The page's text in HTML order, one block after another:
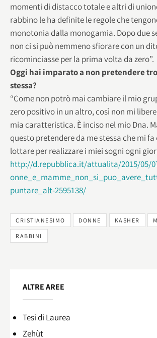
momenti di distacco totale e altri di
rabbino le ha definite le regole che
monotonia dalla monogamia. Dopo due
non ci si può nemmeno sfiorare con un
ricominciasse per la prima volta da zero”.
Oggi hai imparato a non pretendere
stessa?
“Come non potrò mai cambiare il mio
zero positivo in un altro, così non mi
mia caratteristica. È inciso nel mio Dna.
questo pretendere da me stessa che mi
lottare per realizzare i miei sogni ogni
http://d.repubblica.it/attualita/2015/05/
puntare_alt-2595138/
CRISTIANESIMO DONNE KASHER
RABBINI
ALTRE AREE
Tesi di Laurea
Zehùt